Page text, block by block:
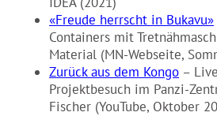
«Freude herrscht in Bukavu»
Containers mit
Material (MN-Webseite,
Zurück aus dem Kongo –
Projektbesuch im Panzi-
Fischer (YouTube, Oktober